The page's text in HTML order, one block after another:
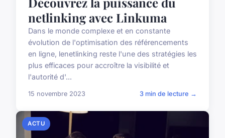
netlinking avec Linkuma
Dans le monde complexe et en constante
évolution de l'optimisation des référencements
en ligne, lenetlinking reste l'une des stratégies les
plus efficaces pour accroître la visibilité et
l'autorité d'...
15 novembre 2023 3 min de lecture →
ACTU